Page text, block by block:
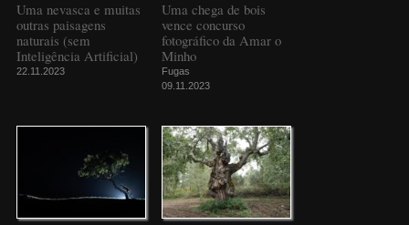
Uma nevasca e muitas
outras paisagens
naturais (sem
Inteligência Artificial)
22.11.2023
Uma chega de bois
vence concurso
fotográfico da Amar o
Minho
Fugas
09.11.2023